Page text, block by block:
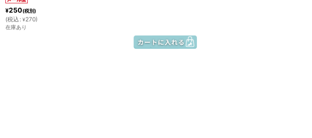
¥250(税別)
(税込 : ¥270)
在庫あり